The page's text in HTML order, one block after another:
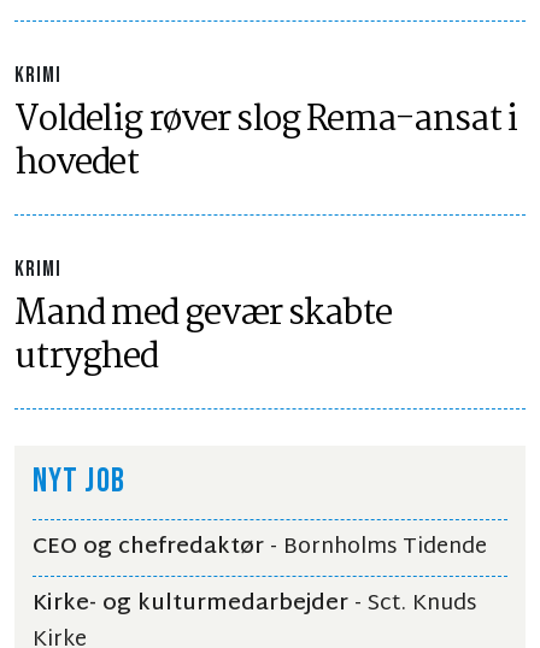
KRIMI
Voldelig røver slog Rema-ansat i
hovedet
KRIMI
Mand med gevær skabte
utryghed
NYT JOB
CEO og chefredaktør- Bornholms Tidende
Kirke- og kulturmedarbejder- Sct. Knuds